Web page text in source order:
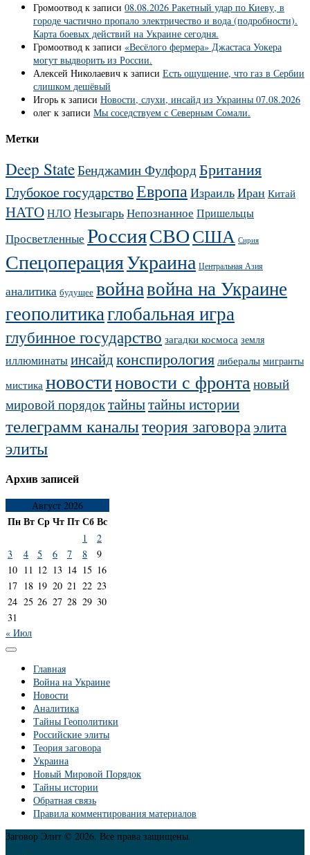
Громоотвод к записи 08.08.2026 Ракетный удар по Киеву, в
городе частично пропало электричество и вода (подробности).
Карта боевых действий на Украине сегодня.
Громоотвод к записи «Весёлого фермера» Джастаса Уокера
могут выдворить из России.
Алексей Николаевич к записи Есть ощущение, что газ в Сербии
слишком дешёвый
Игорь к записи Новости, слухи, инсайд из Украины 07.08.2026
олег к записи Мы соседствуем с Северным Сомали.
Метки
Deep StateБенджамин Фулфорд Британия
Глубокое государствоЕвропаИзраильИран Китай
НАТОНЛО НезыгарьНепознанное Пришельцы
Просветленные РоссияСВОСША Сирия
СпецоперацияУкраина Центральная Азия
аналитика будущее войнавойна на Украине
геополитикаглобальная игра
глубинное государство загадки космоса земля
иллюминатыинсайдконспирология либералы мигранты
мистика новостиновости с фронтановый
мировой порядоктайнытайны истории
телеграмм каналытеория заговораэлита
элиты
Архив записей
Август 2026
ПнВтСрЧтПтСбВс
1
2
3
4 5 6 7 8
9
10 11 12 13 14 15 16
17 18 19 20 21 22 23
24 25 26 27 28 29 30
31
« Июл
Главная
Война на Украине
Новости
Аналитика
Тайны Геополитики
Российские элиты
Теория заговора
Украина
Новый Мировой Порядок
Тайны истории
Обратная связь
Правила комментирования материалов
Заговор Элит © 2026. Все права защищены.